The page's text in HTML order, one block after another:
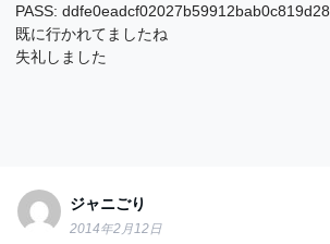
PASS: ddfe0eadcf02027b59912bab0c819d28
既に行かれてましたね
失礼しました
ジャニごり
2014年2月12日